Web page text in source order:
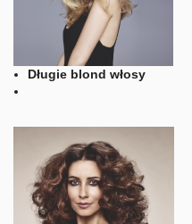
Długie blond włosy